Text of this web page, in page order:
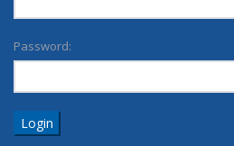
Password:
Login